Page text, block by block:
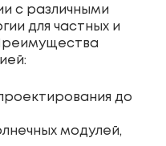
с различными
для частных и
до
модулей,